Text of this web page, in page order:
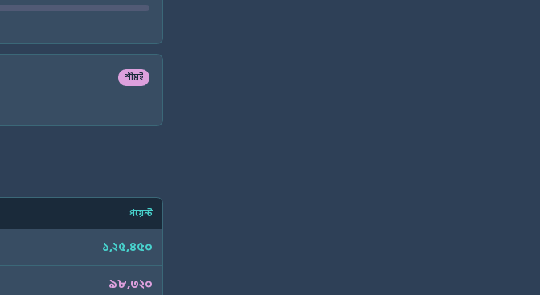
শীঘ্রই
পয়েন্ট
১,২৫,৪৫০
৯৮,৩২০